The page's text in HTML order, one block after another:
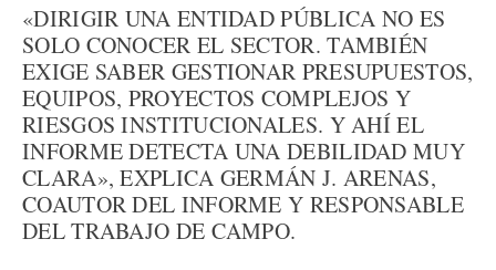
«DIRIGIR UNA ENTIDAD PÚBLICA NO ES
SOLO CONOCER EL SECTOR. TAMBIÉN
EXIGE SABER GESTIONAR PRESUPUESTOS,
EQUIPOS, PROYECTOS COMPLEJOS Y
RIESGOS INSTITUCIONALES. Y AHÍ EL
INFORME DETECTA UNA DEBILIDAD MUY
CLARA», EXPLICA GERMÁN J. ARENAS,
COAUTOR DEL INFORME Y RESPONSABLE
DEL TRABAJO DE CAMPO.